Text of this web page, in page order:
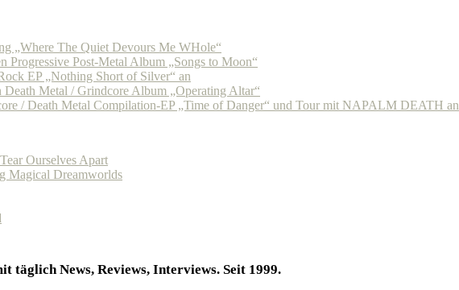
„Where The Quiet Devours Me WHole“
Post-Metal Album „Songs to Moon“
EP „Nothing Short of Silver“ an
Metal / Grindcore Album „Operating Altar“
/ Death Metal Compilation-EP „Time of Danger“ und Tour mit NAPALM DEATH an
Ourselves Apart
Dreamworlds
täglich News, Reviews, Interviews. Seit 1999.